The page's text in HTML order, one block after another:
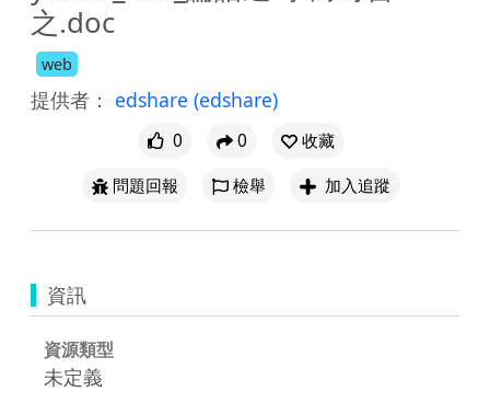
之.doc
web
提供者： edshare (edshare)
0 0
收藏
問題回報
檢舉 加入追蹤
資訊
資源類型
未定義